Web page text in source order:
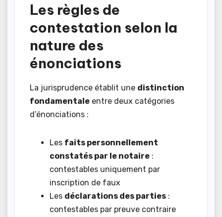
Les règles de
contestation selon la
nature des
énonciations
La jurisprudence établit une distinction
fondamentale entre deux catégories
d’énonciations :
Les faits personnellement
constatés par le notaire :
contestables uniquement par
inscription de faux
Les déclarations des parties :
contestables par preuve contraire